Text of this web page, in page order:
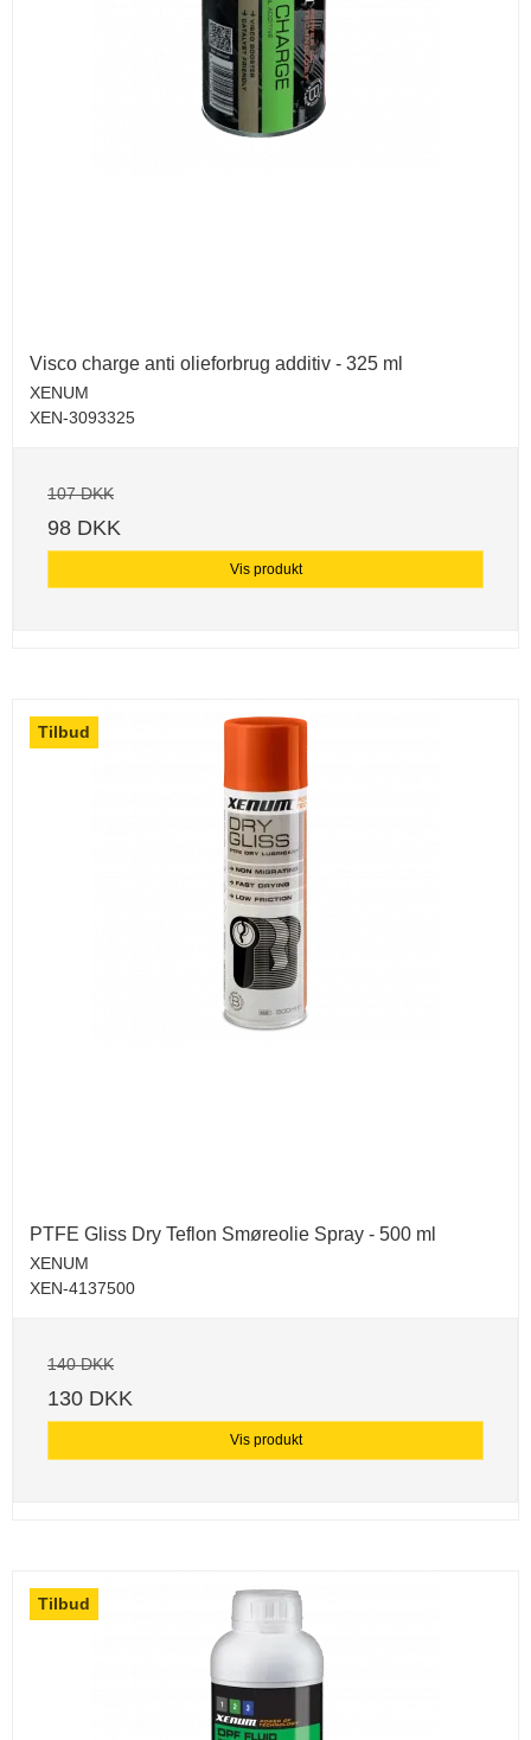
Visco charge anti olieforbrug additiv - 325 ml
XENUM
XEN-3093325
107 DKK
98 DKK
Vis produkt
Tilbud
PTFE Gliss Dry Teflon Smøreolie Spray - 500 ml
XENUM
XEN-4137500
140 DKK
130 DKK
Vis produkt
Tilbud